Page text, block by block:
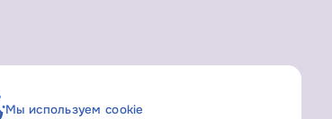
Мы используем cookie